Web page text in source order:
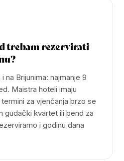
trebam rezervirati
na Brijunima: najmanje 9
Maistra hoteli imaju
za vjenčanja brzo se
gudački kvartet ili bend za
i godinu dana